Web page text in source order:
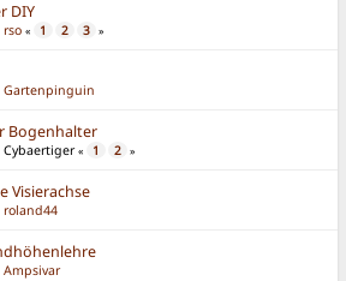
DIY
rso « 1 2 3 »
Gartenpinguin
Bogenhalter
Cybaertiger« 1 2 »
Visierachse
roland44
Ampsivar